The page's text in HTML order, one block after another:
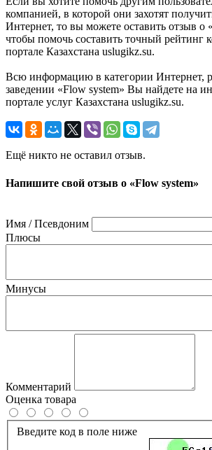
компанией, в которой они захотят
Интернет, то вы можете оставить отзыв о
чтобы помочь составить точный рейтинг
портале Казахстана uslugikz.su.
Всю информацию в категории Интернет,
заведении «Flow system» Вы найдете на
портале услуг Казахстана uslugikz.su.
Ещё никто не оставил отзыв.
Напишите свой отзыв о «Flow system»
Имя / Псевдоним
Плюсы
Минусы
Комментарий
Оценка товара
Введите код в поле ниже